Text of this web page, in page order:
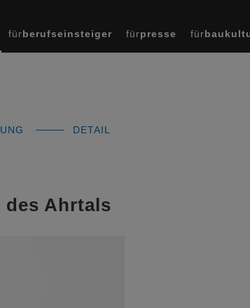
fürberufseinsteiger fürpresse für
DETAIL
des Ahrtals